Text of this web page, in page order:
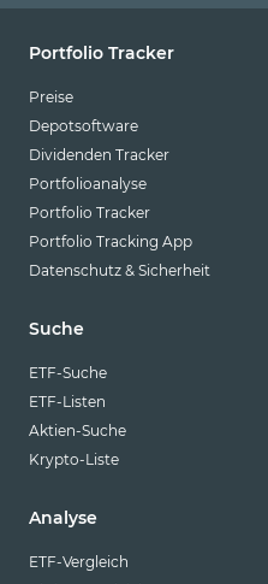
Portfolio Tracker
Preise
Depotsoftware
Dividenden Tracker
Portfolioanalyse
Portfolio Tracker
Portfolio Tracking App
Datenschutz & Sicherheit
Suche
ETF-Suche
ETF-Listen
Aktien-Suche
Krypto-Liste
Analyse
ETF-Vergleich